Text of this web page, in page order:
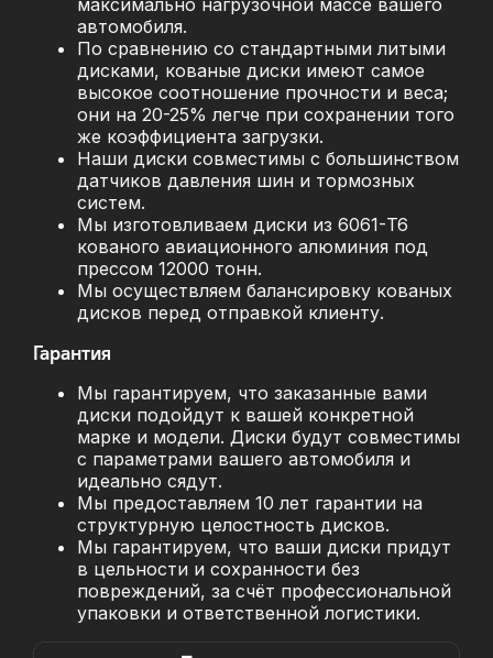
автомобиля.
По сравнению со стандартными литыми
дисками, кованые диски имеют самое
высокое соотношение прочности и веса;
они на 20-25% легче при сохранении того
же коэффициента загрузки.
Наши диски совместимы с большинством
датчиков давления шин и тормозных
систем.
Мы изготовливаем диски из 6061-T6
кованого авиационного алюминия под
прессом 12000 тонн.
Мы осуществляем балансировку кованых
дисков перед отправкой клиенту.
Гарантия
Мы гарантируем, что заказанные вами
диски подойдут к вашей конкретной
марке и модели. Диски будут совместимы
с параметрами вашего автомобиля и
идеально сядут.
Мы предоставляем 10 лет гарантии на
структурную целостность дисков.
Мы гарантируем, что ваши диски придут
в цельности и сохранности без
повреждений, за счёт профессиональной
упаковки и ответственной логистики.